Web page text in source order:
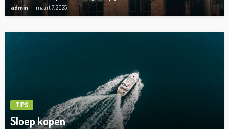
admin maart 7, 2025
TIPS
Sloep kopen